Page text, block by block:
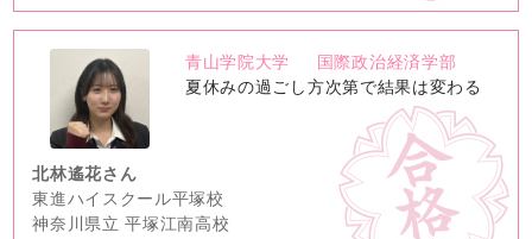
no
image
青山学院大学
国際政治経済学部
夏休みの過ごし方次第で結果は変わる
北林遙花さん
東進ハイスクール平塚校
神奈川県立 平塚江南高校